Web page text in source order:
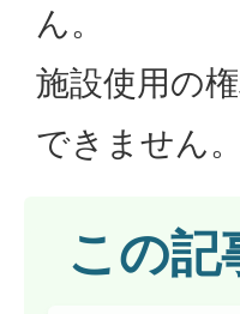
ん。
施設使用の
できません。
この記